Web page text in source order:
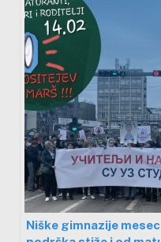
Niške gimnazije